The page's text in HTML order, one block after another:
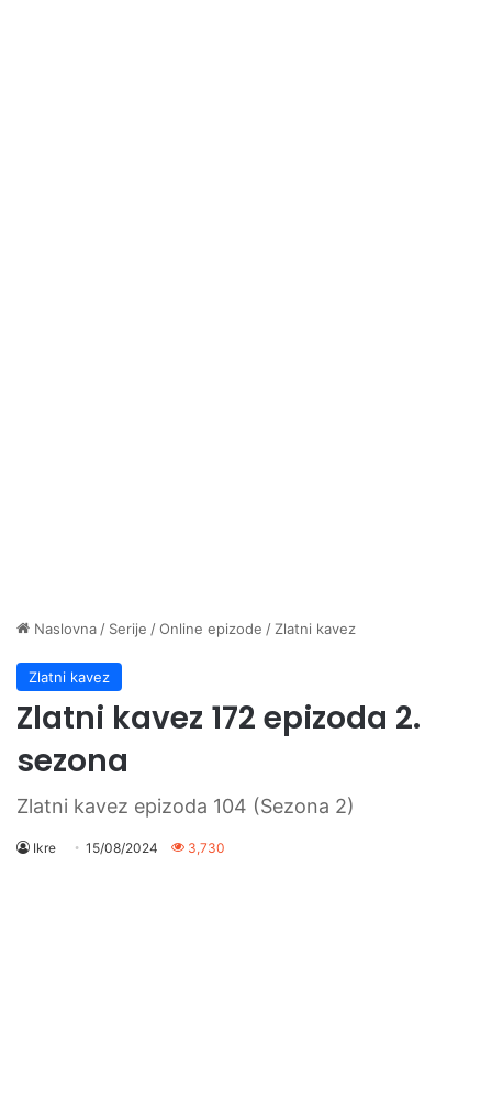
Naslovna / Serije /Online epizode / Zlatni kavez
Zlatni kavez
Zlatni kavez 172 epizoda 2.
sezona
Zlatni kavez epizoda 104 (Sezona 2)
Ikre 15/08/2024 3,730